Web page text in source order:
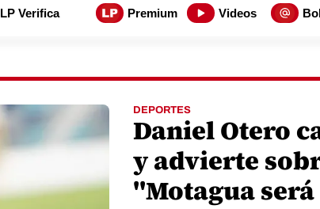
LP Verifica Premium Videos
DEPORTES
Daniel Otero
y advierte
"Motagua